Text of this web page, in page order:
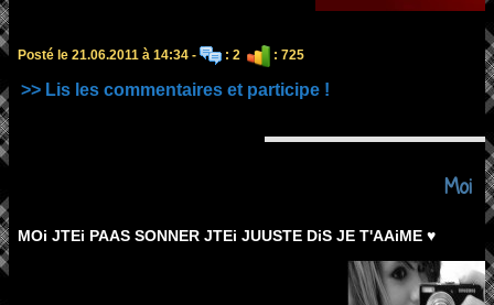
Posté le 21.06.2011 à 14:34 - : 2 : 725
>> Lis les commentaires et participe !
Moi
MOi JTEi PAAS SONNER JTEi JUUSTE DiS JE T'AAiME ♥